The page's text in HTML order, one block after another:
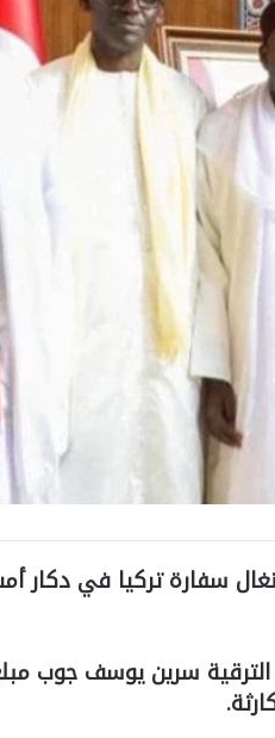
سفارة تركيا في دكار